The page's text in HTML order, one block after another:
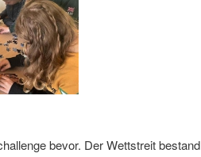
bevor. Der Wettstreit bestand